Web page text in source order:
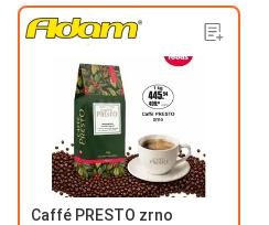
Caffé PRESTO zrno